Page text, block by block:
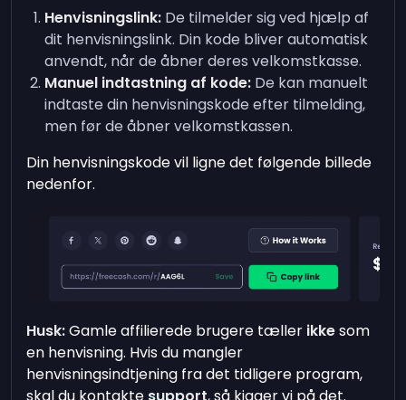
Henvisningslink: De tilmelder sig ved hjælp af
dit henvisningslink. Din kode bliver automatisk
anvendt, når de åbner deres velkomstkasse.
Manuel indtastning af kode: De kan manuelt
indtaste din henvisningskode efter tilmelding,
men før de åbner velkomstkassen.
Din henvisningskode vil ligne det følgende billede
nedenfor.
Husk:Gamle affilierede brugere tæller ikkesom
en henvisning. Hvis du mangler
henvisningsindtjening fra det tidligere program,